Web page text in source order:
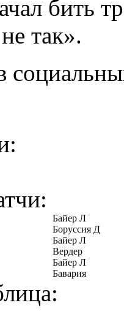
бить
так».
Байер Л
Боруссия Д
Байер Л
Вердер
Байер Л
Бавария